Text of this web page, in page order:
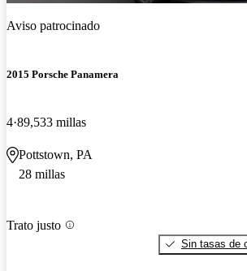
Aviso patrocinado
2015 Porsche Panamera
4 89,533 millas
Pottstown, PA
28 millas
Trato justo
Sin tasas de